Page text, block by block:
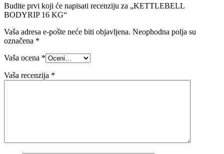
Budite prvi koji će napisati recenziju za „KETTLEBELL
BODYRIP 16 KG“
Vaša adresa e-pošte neće biti objavljena. Neophodna polja su
označena *
Vaša ocena *
Vaša recenzija *